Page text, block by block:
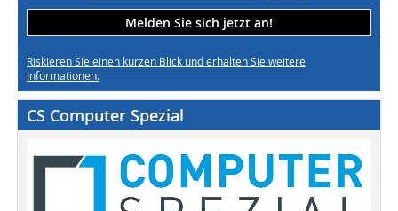
Melden Sie sich jetzt an!
Riskieren Sie einen kurzen Blick und erhalten Sie weitere
Informationen.
CS Computer Spezial